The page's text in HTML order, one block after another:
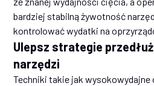
bardziej stabilną żywotność
kontrolować wydatki na
Ulepsz strategie
narzędzi
Techniki takie jak wysokowydajne